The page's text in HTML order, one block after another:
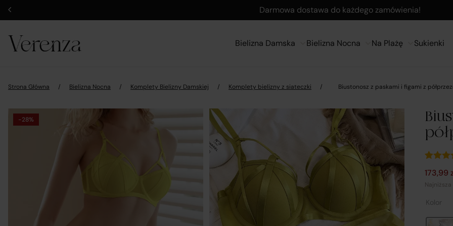
Darmowa dostawa do każdego zamówienia!
Bielizna Damska Bielizna Nocna Na Plażę Sukienki
Strona Główna / Bielizna Nocna / Komplety Bielizny Damskiej / Komplety bielizny z siateczki / Biustonosz z paskami i figami z
-28%
5.00na
173,99
Kolor